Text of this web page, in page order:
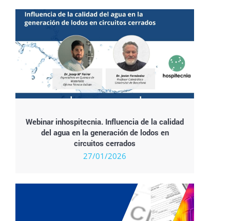
Webinar inhospitecnia. Influencia de la calidad
del agua en la generación de lodos en
circuitos cerrados
27/01/2026